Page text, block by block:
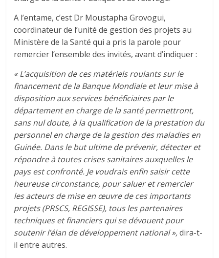
A l’entame, c’est Dr Moustapha Grovogui,
coordinateur de l’unité de gestion des projets au
Ministère de la Santé qui a pris la parole pour
remercier l’ensemble des invités, avant d’indiquer :
« L’acquisition de ces matériels roulants sur le
financement de la Banque Mondiale et leur mise à
disposition aux services bénéficiaires par le
département en charge de la santé permettront,
sans nul doute, à la qualification de la prestation du
personnel en charge de la gestion des maladies en
Guinée. Dans le but ultime de prévenir, détecter et
répondre à toutes crises sanitaires auxquelles le
pays est confronté. Je voudrais enfin saisir cette
heureuse circonstance, pour saluer et remercier
les acteurs de mise en œuvre de ces importants
projets (PRSCS, REGISSE), tous les partenaires
techniques et financiers qui se dévouent pour
soutenir l’élan de développement national »,dira-t-
il entre autres.